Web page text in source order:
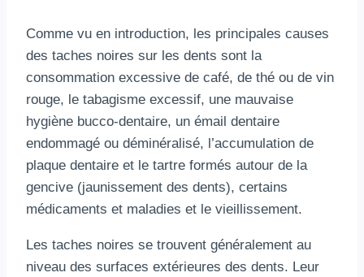
Comme vu en introduction, les principales causes
des taches noires sur les dents sont la
consommation excessive de café, de thé ou de vin
rouge, le tabagisme excessif, une mauvaise
hygiène bucco-dentaire, un émail dentaire
endommagé ou déminéralisé, l’accumulation de
plaque dentaire et le tartre formés autour de la
gencive (jaunissement des dents), certains
médicaments et maladies et le vieillissement.
Les taches noires se trouvent généralement au
niveau des surfaces extérieures des dents. Leur